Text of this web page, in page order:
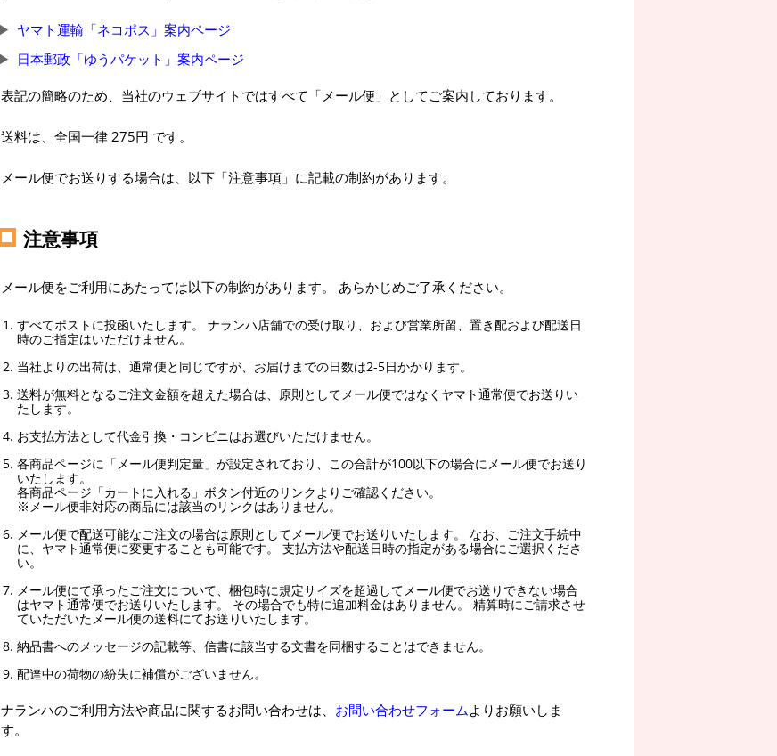
ヤマト運輸「ネコポス」案内ページ
日本郵政「ゆうパケット」案内ページ
表記の簡略のため、当社のウェブサイトではすべて「メール便」としてご案内しております。
送料は、全国一律 275円 です。
メール便でお送りする場合は、以下「注意事項」に記載の制約があります。
注意事項
メール便をご利用にあたっては以下の制約があります。 あらかじめご了承ください。
すべてポストに投函いたします。 ナランハ店舗での受け取り、および営業所留、置き配および配送日
時のご指定はいただけません。
当社よりの出荷は、通常便と同じですが、お届けまでの日数は2-5日かかります。
送料が無料となるご注文金額を超えた場合は、原則としてメール便ではなくヤマト通常便でお送りい
たします。
お支払方法として代金引換・コンビニはお選びいただけません。
各商品ページに「メール便判定量」が設定されており、この合計が100以下の場合にメール便でお送り
いたします。
各商品ページ「カートに入れる」ボタン付近のリンクよりご確認ください。
※メール便非対応の商品には該当のリンクはありません。
メール便で配送可能なご注文の場合は原則としてメール便でお送りいたします。 なお、ご注文手続中
に、ヤマト通常便に変更することも可能です。 支払方法や配送日時の指定がある場合にご選択くださ
い。
メール便にて承ったご注文について、梱包時に規定サイズを超過してメール便でお送りできない場合
はヤマト通常便でお送りいたします。 その場合でも特に追加料金はありません。 精算時にご請求させ
ていただいたメール便の送料にてお送りいたします。
納品書へのメッセージの記載等、信書に該当する文書を同梱することはできません。
配達中の荷物の紛失に補償がございません。
ナランハのご利用方法や商品に関するお問い合わせは、 お問い合わせフォームよりお願いしま
す。